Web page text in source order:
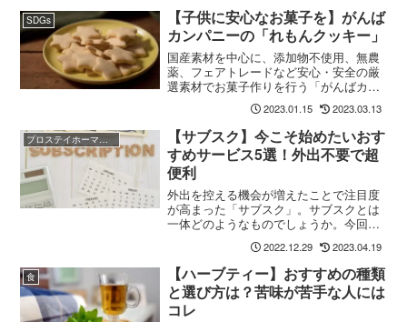
SDGs
【子供に安心なお菓子を】がんば
カンパニーの「れもんクッキー」
国産素材を中心に、添加物不使用、無農
薬、フェアトレードなど安心・安全の厳
選素材でお菓子作りを行う「がんばカン
パニー」さん。今回は「れもんクッキ
ー」をご紹介。仕事や勉強の合間にリフ
レッシュするのに最適。
2023.01.15 2023.03.13
プロステイホーマーの道
【サブスク】今こそ始めたいおす
すめサービス5選！外出不要で超
便利
外出を控える機会が増えたことで注目度
が高まった「サブスク」。サブスクとは
一体どのようなものでしょうか。今回は
サブスクの解説や、新たなサブスクを探
している方におすすめのサービスをご紹
介。気になるサブスクを見つけたら、是
非利用しましょう。
2022.12.29 2023.04.19
食
【ハーブティー】おすすめの種類
と選び方は？苦味が苦手な人には
コレ